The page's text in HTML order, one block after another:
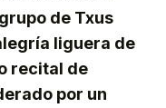
de Txus
liguera de
recital de
por un